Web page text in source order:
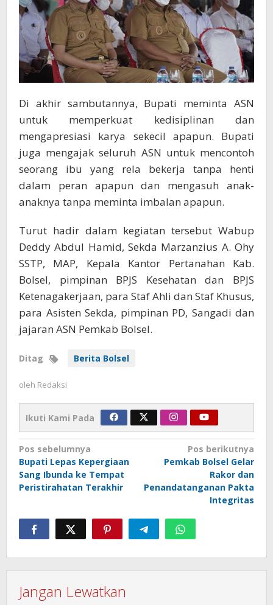
Di akhir sambutannya, Bupati meminta ASN
untuk memperkuat kedisiplinan dan
mengapresiasi karya sekecil apapun. Bupati
juga mengajak seluruh ASN untuk mencontoh
seorang ibu yang rela bekerja tanpa henti
dalam peran apapun dan mengasuh anak-
anaknya tanpa meminta imbalan apapun.
Turut hadir dalam kegiatan tersebut Wabup
Deddy Abdul Hamid, Sekda Marzanzius A. Ohy
SSTP, MAP, Kepala Kantor Pertanahan Kab.
Bolsel, pimpinan BPJS Kesehatan dan BPJS
Ketenagakerjaan, para Staf Ahli dan Staf Khusus,
para Asisten Sekda, pimpinan PD, Sangadi dan
jajaran ASN Pemkab Bolsel.
Ditag Berita Bolsel
oleh Redaksi
Ikuti Kami Pada
Navigasi
pos
Pos sebelumnya
Bupati Lepas Kepergiaan
Sang Ibunda ke Tempat
Peristirahatan Terakhir
Pos berikutnya
Pemkab Bolsel Gelar
Rakor dan
Penandatanganan Pakta
Integritas
Jangan Lewatkan